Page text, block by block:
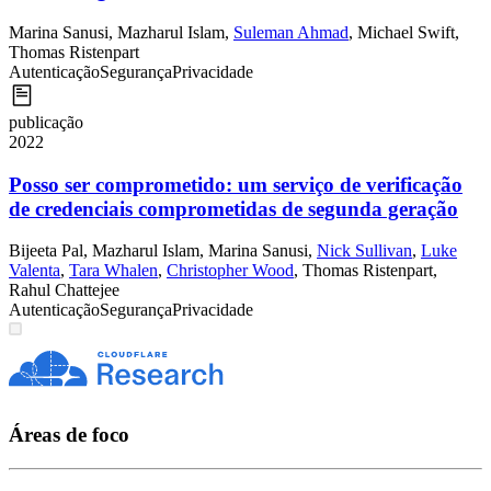
Marina Sanusi, Mazharul Islam, Suleman Ahmad, Michael Swift,
Thomas Ristenpart
AutenticaçãoSegurançaPrivacidade
publicação
2022
Posso ser comprometido: um serviço de verificação
de credenciais comprometidas de segunda geração
Bijeeta Pal, Mazharul Islam, Marina Sanusi, Nick Sullivan, Luke
Valenta, Tara Whalen, Christopher Wood, Thomas Ristenpart,
Rahul Chattejee
AutenticaçãoSegurançaPrivacidade
Áreas de foco